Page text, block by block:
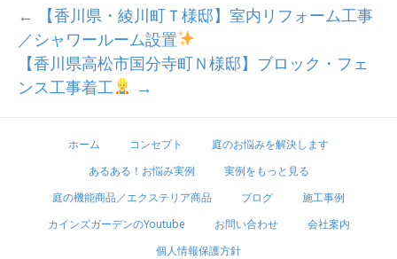
← 【香川県・綾川町Ｔ様邸】室内リフォーム工事
／シャワールーム設置
【香川県高松市国分寺町Ｎ様邸】ブロック・フェ
ンス工事着工
→
ホーム コンセプト
庭のお悩みを解決します
あるある！お悩み実例
実例をもっと見る
庭の機能商品／エクステリア商品
ブログ
施工事例
カインズガーデンのYoutube
お問い合わせ
会社案内
個人情報保護方針